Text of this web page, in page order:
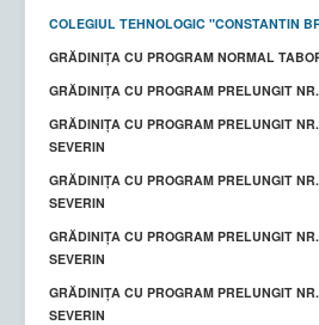
COLEGIUL TEHNOLOGIC "CONSTANTIN
GRĂDINIȚA CU PROGRAM NORMAL
GRĂDINIŢA CU PROGRAM PRELUNGIT
GRĂDINIȚA CU PROGRAM PRELUNGIT
SEVERIN
GRĂDINIȚA CU PROGRAM PRELUNGIT
SEVERIN
GRĂDINIȚA CU PROGRAM PRELUNGIT
SEVERIN
GRĂDINIȚA CU PROGRAM PRELUNGIT
SEVERIN